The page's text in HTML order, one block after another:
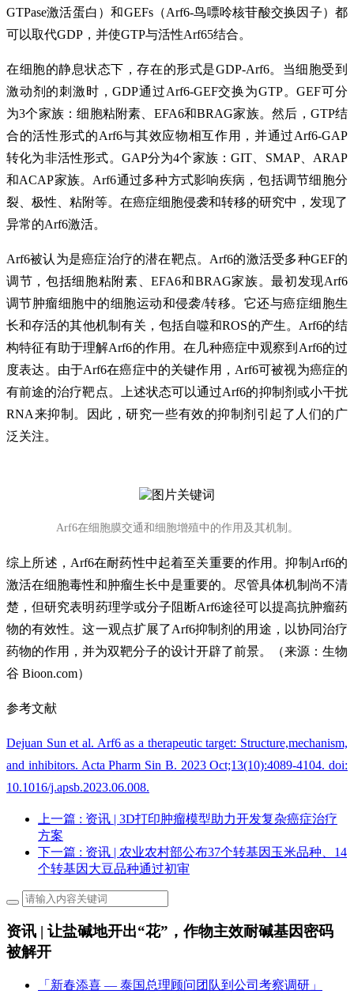
GTPase激活蛋白）和GEFs（Arf6-鸟嘌呤核苷酸交换因子）都
可以取代GDP，并使GTP与活性Arf65结合。
在细胞的静息状态下，存在的形式是GDP-Arf6。当细胞受到
激动剂的刺激时，GDP通过Arf6-GEF交换为GTP。GEF可分
为3个家族：细胞粘附素、EFA6和BRAG家族。然后，GTP结
合的活性形式的Arf6与其效应物相互作用，并通过Arf6-GAP
转化为非活性形式。GAP分为4个家族：GIT、SMAP、ARAP
和ACAP家族。Arf6通过多种方式影响疾病，包括调节细胞分
裂、极性、粘附等。在癌症细胞侵袭和转移的研究中，发现了
异常的Arf6激活。
Arf6被认为是癌症治疗的潜在靶点。Arf6的激活受多种GEF的
调节，包括细胞粘附素、EFA6和BRAG家族。最初发现Arf6
调节肿瘤细胞中的细胞运动和侵袭/转移。它还与癌症细胞生
长和存活的其他机制有关，包括自噬和ROS的产生。Arf6的结
构特征有助于理解Arf6的作用。在几种癌症中观察到Arf6的过
度表达。由于Arf6在癌症中的关键作用，Arf6可被视为癌症的
有前途的治疗靶点。上述状态可以通过Arf6的抑制剂 或小干扰
RNA来抑制。因此，研究一些有效的抑制剂引起了人们的广
泛关注。
Arf6在细胞膜交通和细胞增殖中的作用及其机制。
综上所述，Arf6在耐药性中起着至关重要的作用。抑制Arf6的
激活在细胞毒性和肿瘤生长中是重要的。尽管具体机制尚不清
楚，但研究表明药理学或分子阻断Arf6途径可以提高抗肿瘤药
物的有效性。这一观点扩展了Arf6抑制剂的用途，以协同治疗
药物的作用，并为双靶分子的设计开辟了前景。（来源： 生物
谷 Bioon.com）
参考文献
Dejuan Sun et al. Arf6 as a therapeutic target: Structure,mechanism,
and inhibitors. Acta Pharm Sin B. 2023 Oct;13(10):4089-4104. doi:
10.1016/j.apsb.2023.06.008.
上一篇 : 资讯 | 3D打印肿瘤模型助力开发复杂癌症治疗
方案
下一篇 : 资讯 | 农业农村部公布37个转基因玉米品种、14
个转基因大豆品种通过初审
资讯 | 让盐碱地开出“花”，作物主效耐碱基因密码
被解开
「新春添喜 — 泰国总理顾问团队到公司考察调研」